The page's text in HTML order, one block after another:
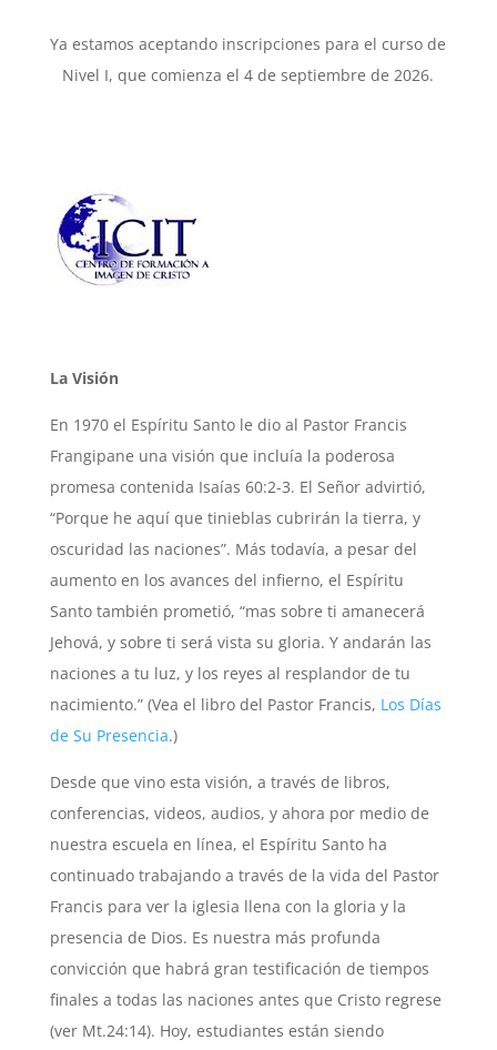
Ya estamos aceptando inscripciones para el curso de
Nivel I, que comienza el 4 de septiembre de 2026.
La Visión
En 1970 el Espíritu Santo le dio al Pastor Francis
Frangipane una visión que incluía la poderosa
promesa contenida Isaías 60:2-3. El Señor advirtió,
“Porque he aquí que tinieblas cubrirán la tierra, y
oscuridad las naciones”. Más todavía, a pesar del
aumento en los avances del infierno, el Espíritu
Santo también prometió, “mas sobre ti amanecerá
Jehová, y sobre ti será vista su gloria. Y andarán las
naciones a tu luz, y los reyes al resplandor de tu
nacimiento.” (Vea el libro del Pastor Francis, Los Días
de Su Presencia.)
Desde que vino esta visión, a través de libros,
conferencias, videos, audios, y ahora por medio de
nuestra escuela en línea, el Espíritu Santo ha
continuado trabajando a través de la vida del Pastor
Francis para ver la iglesia llena con la gloria y la
presencia de Dios. Es nuestra más profunda
convicción que habrá gran testificación de tiempos
finales a todas las naciones antes que Cristo regrese
(ver Mt.24:14). Hoy, estudiantes están siendo